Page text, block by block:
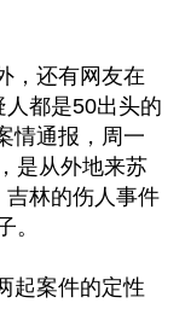
，还有网友在
都是50出头的
情通报，周一
是从外地来苏
林的伤人事件
。
起案件的定性